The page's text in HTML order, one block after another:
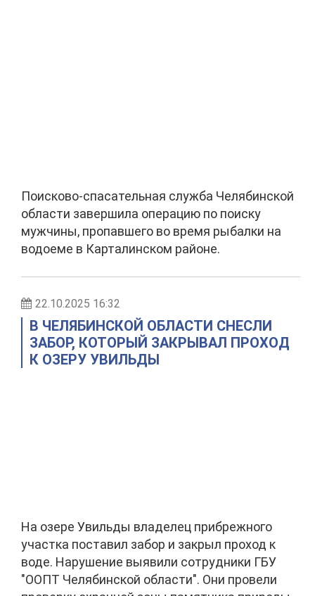
Поисково-спасательная служба Челябинской
области завершила операцию по поиску
мужчины, пропавшего во время рыбалки на
водоеме в Карталинском районе.
22.10.2025 16:32
В ЧЕЛЯБИНСКОЙ ОБЛАСТИ СНЕСЛИ
ЗАБОР, КОТОРЫЙ ЗАКРЫВАЛ ПРОХОД
К ОЗЕРУ УВИЛЬДЫ
На озере Увильды владелец прибрежного
участка поставил забор и закрыл проход к
воде. Нарушение выявили сотрудники ГБУ
"ООПТ Челябинской области". Они провели